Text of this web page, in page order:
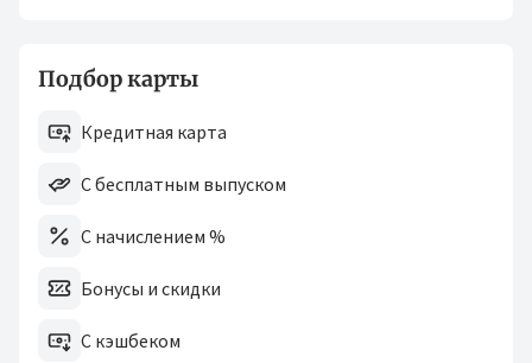
Подбор карты
Кредитная карта
С бесплатным выпуском
С начислением %
Бонусы и скидки
С кэшбеком